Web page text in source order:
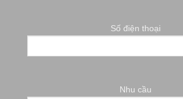
Số điện thoại
Nhu cầu